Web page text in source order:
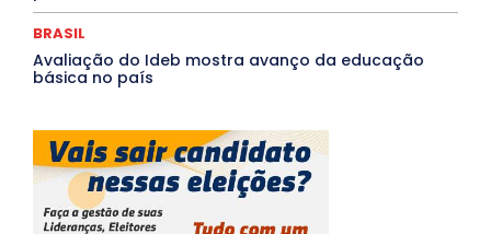
BRASIL
Avaliação do Ideb mostra avanço da educação
básica no país